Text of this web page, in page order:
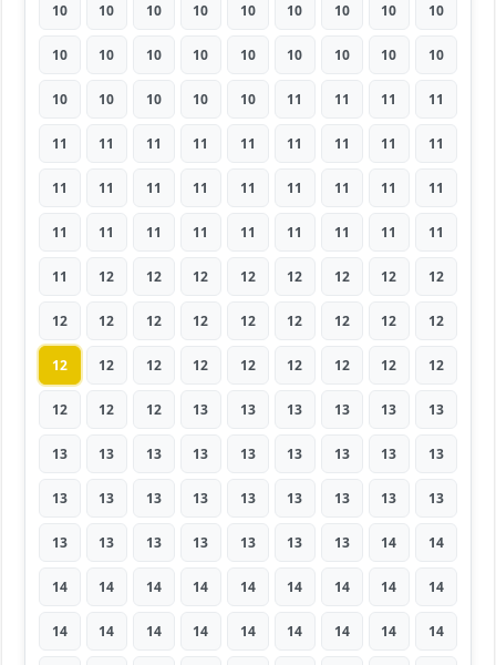
10 10 10 10 10 10 10 10 10
10 10 10 10 10 10 10 10 10
10 10 10 10 10 11 11 11 11
11 11 11 11 11 11 11 11 11
11 11 11 11 11 11 11 11 11
11 11 11 11 11 11 11 11 11
11 12 12 12 12 12 12 12 12
12 12 12 12 12 12 12 12 12
12 12 12 12 12 12 12 12 12
12 12 12 13 13 13 13 13 13
13 13 13 13 13 13 13 13 13
13 13 13 13 13 13 13 13 13
13 13 13 13 13 13 13 14 14
14 14 14 14 14 14 14 14 14
14 14 14 14 14 14 14 14 14